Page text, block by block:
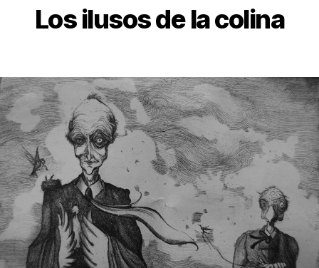
Los ilusos de la colina